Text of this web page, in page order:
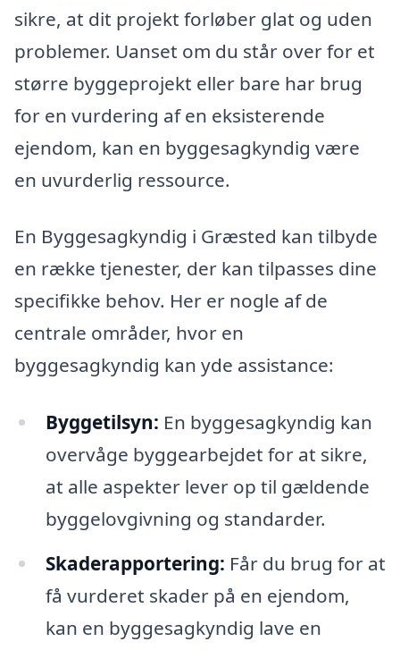
sikre, at dit projekt forløber glat og uden
problemer. Uanset om du står over for et
større byggeprojekt eller bare har brug
for en vurdering af en eksisterende
ejendom, kan en byggesagkyndig være
en uvurderlig ressource.
En Byggesagkyndig i Græsted kan tilbyde
en række tjenester, der kan tilpasses dine
specifikke behov. Her er nogle af de
centrale områder, hvor en
byggesagkyndig kan yde assistance:
Byggetilsyn: En byggesagkyndig kan
overvåge byggearbejdet for at sikre,
at alle aspekter lever op til gældende
byggelovgivning og standarder.
Skaderapportering: Får du brug for at
få vurderet skader på en ejendom,
kan en byggesagkyndig lave en